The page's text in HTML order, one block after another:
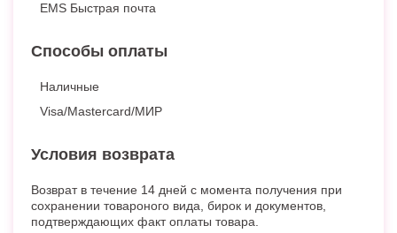
EMS Быстрая почта
Способы оплаты
Наличные
Visa/Mastercard/МИР
Условия возврата
Возврат в течение 14 дней с момента получения при
сохранении товароного вида, бирок и документов,
подтверждающих факт оплаты товара.